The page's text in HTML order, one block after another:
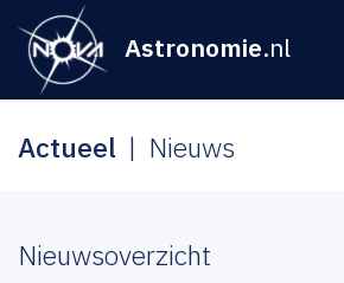
Astronomie.nl
Actueel Nieuws
Nieuwsoverzicht